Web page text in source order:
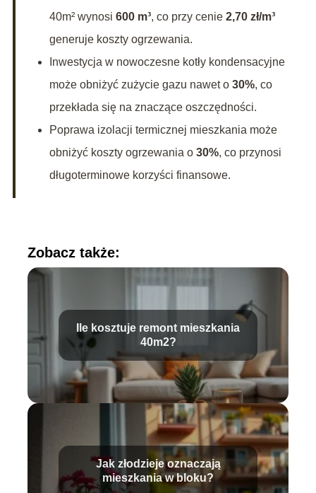
40m² wynosi 600 m³, co przy cenie 2,70 zł/m³
generuje koszty ogrzewania.
Inwestycja w nowoczesne kotły kondensacyjne
może obniżyć zużycie gazu nawet o 30%, co
przekłada się na znaczące oszczędności.
Poprawa izolacji termicznej mieszkania może
obniżyć koszty ogrzewania o 30%, co przynosi
długoterminowe korzyści finansowe.
Zobacz także:
Ile kosztuje remont mieszkania
40m2?
Jak złodzieje oznaczają
mieszkania w bloku?